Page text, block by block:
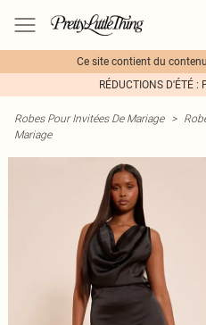
Ce site contient du
RÉDUCTIONS D'ÉTÉ :
Robes Pour Invitées De Mariage >
Mariage